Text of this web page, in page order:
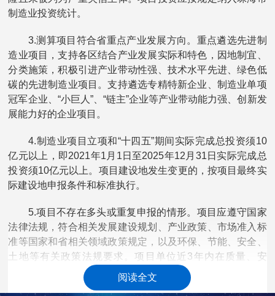
制造业投资统计。
3.测算项目符合省重点产业发展方向。重点遴选先进制
造业项目，支持各区结合产业发展实际和特色，因地制宜、
分类施策，积极引进产业带动性强、技术水平先进、绿色低
碳的先进制造业项目。支持遴选专精特新企业、制造业单项
冠军企业、“小巨人”、“链主”企业等产业带动能力强、创新发
展能力好的企业项目。
4.制造业项目立项和“十四五”期间实际完成总投资须10
亿元以上，即2021年1月1日至2025年12月31日实际完成总
投资须10亿元以上。项目建设地发生变更的，按项目最终实
际建设地申报条件和标准执行。
5.项目不存在多头或重复申报的情形。项目应遵守国家
法律法规，符合相关发展建设规划、产业政策、市场准入标
准等国家和省相关领域政策规定，以及环保、节能、安全、
土地等有关政策法规要求。项目单位近3年内在质量、安
全、环保等方面未发生重大事故; 项目申报至公示期满期间，
经查询不存在环保信用评价为“环保不良企业”、“信用中国(广
阅读全文